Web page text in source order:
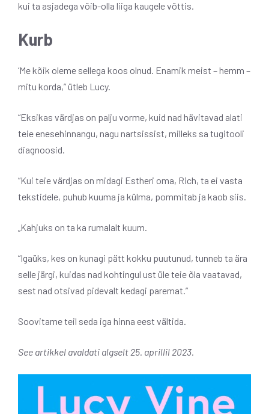
kui ta asjadega võib-olla liiga kaugele võttis.
Kurb
‘Me kõik oleme sellega koos olnud. Enamik meist – hemm –
mitu korda,” ütleb Lucy.
“Eksikas värdjas on palju vorme, kuid nad hävitavad alati
teie enesehinnangu, nagu nartsissist, milleks sa tugitooli
diagnoosid.
“Kui teie värdjas on midagi Estheri oma, Rich, ta ei vasta
tekstidele, puhub kuuma ja külma, pommitab ja kaob siis.
„Kahjuks on ta ka rumalalt kuum.
“Igaüks, kes on kunagi pätt kokku puutunud, tunneb ta ära
selle järgi, kuidas nad kohtingul ust üle teie õla vaatavad,
sest nad otsivad pidevalt kedagi paremat.”
Soovitame teil seda iga hinna eest vältida.
See artikkel avaldati algselt 25. aprillil 2023.